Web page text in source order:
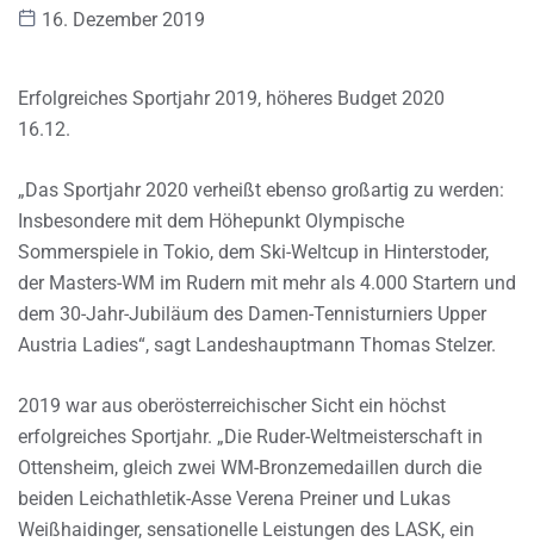
16. Dezember 2019
Erfolgreiches Sportjahr 2019, höheres Budget 2020
16.12.
„Das Sportjahr 2020 verheißt ebenso großartig zu werden:
Insbesondere mit dem Höhepunkt Olympische
Sommerspiele in Tokio, dem Ski-Weltcup in Hinterstoder,
der Masters-WM im Rudern mit mehr als 4.000 Startern und
dem 30-Jahr-Jubiläum des Damen-Tennisturniers Upper
Austria Ladies“, sagt Landeshauptmann Thomas Stelzer.
2019 war aus oberösterreichischer Sicht ein höchst
erfolgreiches Sportjahr. „Die Ruder-Weltmeisterschaft in
Ottensheim, gleich zwei WM-Bronzemedaillen durch die
beiden Leichathletik-Asse Verena Preiner und Lukas
Weißhaidinger, sensationelle Leistungen des LASK, ein